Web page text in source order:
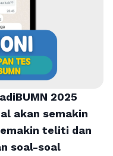
2025
akan semakin
teliti dan
soal-soal